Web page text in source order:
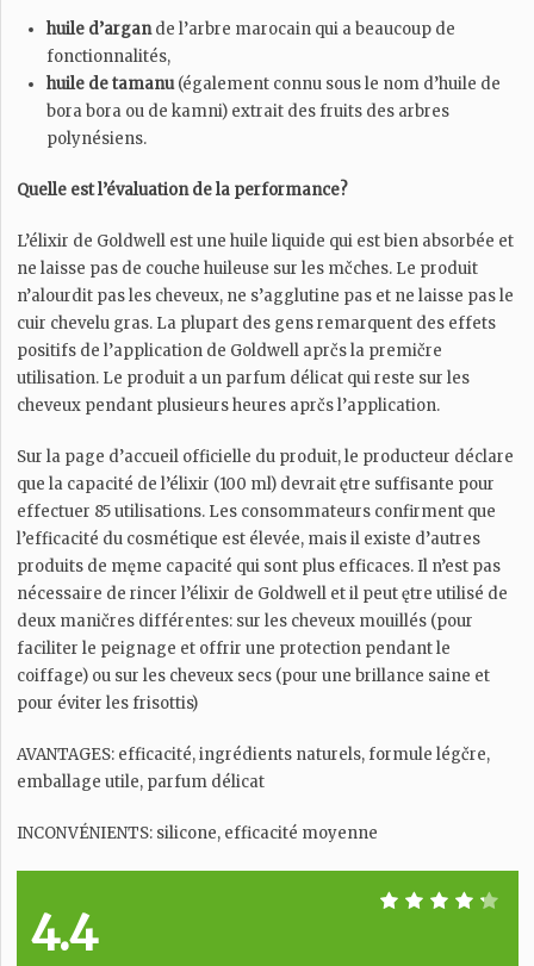
huile d’argande l’arbre marocain qui a beaucoup de
fonctionnalités,
huile de tamanu(également connu sous le nom d’huile de
bora bora ou de kamni) extrait des fruits des arbres
polynésiens.
Quelle est l’évaluation de la performance?
L’élixir de Goldwell est une huile liquide qui est bien absorbée et
ne laisse pas de couche huileuse sur les mčches. Le produit
n’alourdit pas les cheveux, ne s’agglutine pas et ne laisse pas le
cuir chevelu gras. La plupart des gens remarquent des effets
positifs de l’application de Goldwell aprčs la premičre
utilisation. Le produit a un parfum délicat qui reste sur les
cheveux pendant plusieurs heures aprčs l’application.
Sur la page d’accueil officielle du produit, le producteur déclare
que la capacité de l’élixir (100 ml) devrait ętre suffisante pour
effectuer 85 utilisations. Les consommateurs confirment que
l’efficacité du cosmétique est élevée, mais il existe d’autres
produits de męme capacité qui sont plus efficaces. Il n’est pas
nécessaire de rincer l’élixir de Goldwell et il peut ętre utilisé de
deux maničres différentes: sur les cheveux mouillés (pour
faciliter le peignage et offrir une protection pendant le
coiffage) ou sur les cheveux secs (pour une brillance saine et
pour éviter les frisottis)
AVANTAGES: efficacité, ingrédients naturels, formule légčre,
emballage utile, parfum délicat
INCONVÉNIENTS: silicone, efficacité moyenne
4.4